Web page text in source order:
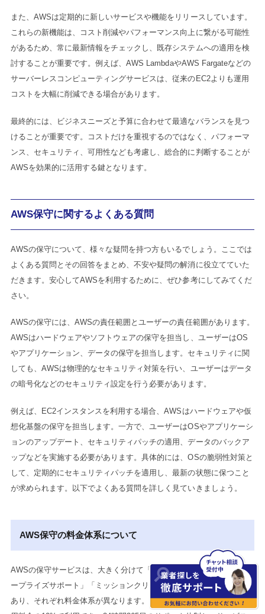
また、AWSは定期的に新しいサービスや機能をリリースしています。
これらの新機能は、コスト削減やパフォーマンス向上に繋がる可能性
があるため、常に最新情報をチェックし、既存システムへの適用を検
討することが重要です。例えば、AWS LambdaやAWS Fargateなどの
サーバーレスコンピューティングサービスは、従来のEC2よりも運用
コストを大幅に削減できる場合があります。
最終的には、ビジネスニーズと予算に合わせて最適なバランスを見つ
けることが重要です。コストだけを重視するのではなく、パフォーマ
ンス、セキュリティ、可用性なども考慮し、総合的に判断することが
AWSを効果的に活用する鍵となります。
AWS保守に関するよくある質問
AWSの保守について、様々な疑問を持つ方もいるでしょう。ここでは
よくある質問とその回答をまとめ、不安や疑問の解消に役立てていた
だきます。安心してAWSを利用するために、ぜひ参考にしてみてくだ
さい。
AWSの保守には、AWSの責任範囲とユーザーの責任範囲があります。
AWSはハードウェアやソフトウェアの保守を担当し、ユーザーはOS
やアプリケーション、データの保守を担当します。セキュリティに関
しても、AWSは物理的なセキュリティ対策を行い、ユーザーはデータ
の暗号化などのセキュリティ設定を行う必要があります。
例えば、EC2インスタンスを利用する場合、AWSはハードウェアや仮
想化基盤の保守を担当します。一方で、ユーザーはOSやアプリケーシ
ョンのアップデート、セキュリティパッチの適用、データのバックア
ップなどを実施する必要があります。具体的には、OSの脆弱性対策と
して、定期的にセキュリティパッチを適用し、最新の状態に保つこと
が求められます。以下でよくある質問を詳しく見ていきましょう。
AWS保守の料金体系について
AWSの保守サービスは、大きく分けて「ビジネスサポート」「エンタ
ープライズサポート」「ミッションクリティカルサポート」の3種類が
あり、それぞれ料金体系が異なります。ビジネスサポートは、AWS利